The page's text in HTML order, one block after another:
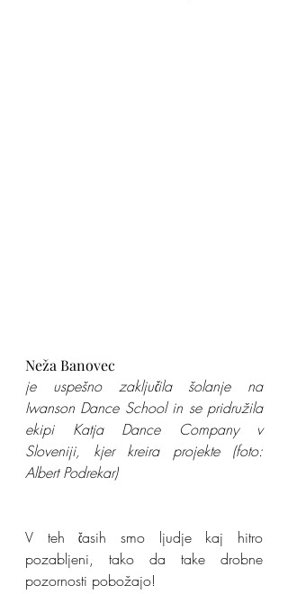
Neža Banovec
je uspešno zaključila šolanje na
Iwanson Dance School in se pridružila
ekipi Katja Dance Company v
Sloveniji, kjer kreira projekte (foto:
Albert Podrekar)
V teh časih smo ljudje kaj hitro
pozabljeni, tako da take drobne
pozornosti pobožajo!